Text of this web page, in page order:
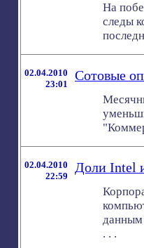
На
следы
02.04.2010
23:01
Сотовые
02.04.2010
22:59
Доли Intel
данным
. . .